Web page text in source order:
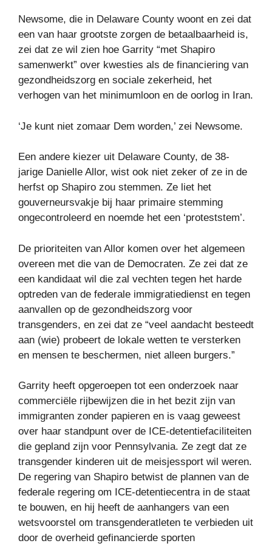
Newsome, die in Delaware County woont en zei dat
een van haar grootste zorgen de betaalbaarheid is,
zei dat ze wil zien hoe Garrity “met Shapiro
samenwerkt” over kwesties als de financiering van
gezondheidszorg en sociale zekerheid, het
verhogen van het minimumloon en de oorlog in Iran.
‘Je kunt niet zomaar Dem worden,’ zei Newsome.
Een andere kiezer uit Delaware County, de 38-
jarige Danielle Allor, wist ook niet zeker of ze in de
herfst op Shapiro zou stemmen. Ze liet het
gouverneursvakje bij haar primaire stemming
ongecontroleerd en noemde het een ‘proteststem’.
De prioriteiten van Allor komen over het algemeen
overeen met die van de Democraten. Ze zei dat ze
een kandidaat wil die zal vechten tegen het harde
optreden van de federale immigratiedienst en tegen
aanvallen op de gezondheidszorg voor
transgenders, en zei dat ze “veel aandacht besteedt
aan (wie) probeert de lokale wetten te versterken
en mensen te beschermen, niet alleen burgers.”
Garrity heeft opgeroepen tot een onderzoek naar
commerciële rijbewijzen die in het bezit zijn van
immigranten zonder papieren en is vaag geweest
over haar standpunt over de ICE-detentiefaciliteiten
die gepland zijn voor Pennsylvania. Ze zegt dat ze
transgender kinderen uit de meisjessport wil weren.
De regering van Shapiro betwist de plannen van de
federale regering om ICE-detentiecentra in de staat
te bouwen, en hij heeft de aanhangers van een
wetsvoorstel om transgenderatleten te verbieden uit
door de overheid gefinancierde sporten